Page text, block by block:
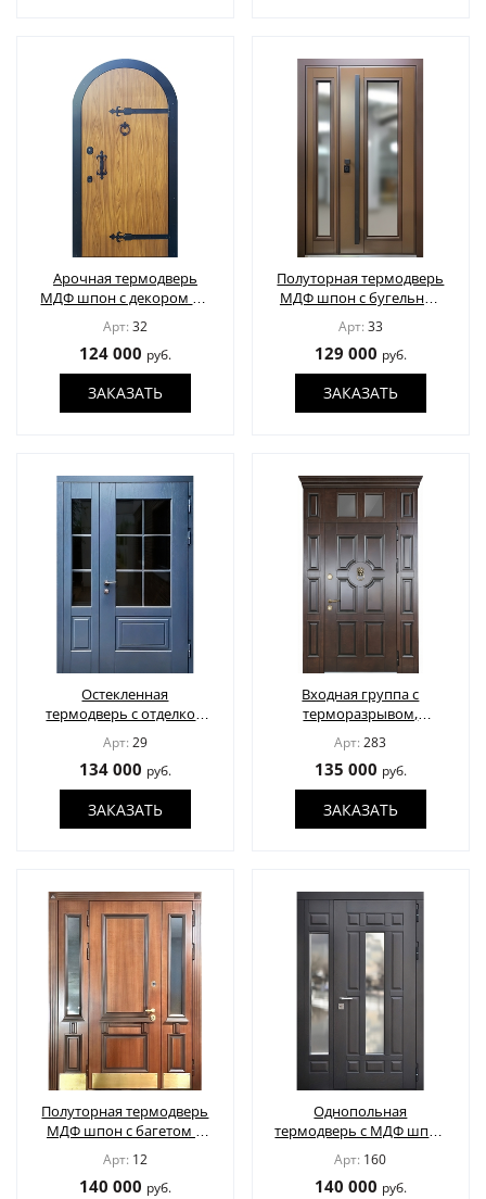
Арочная термодверь
МДФ шпон с декором по
спецзаказу
Арт: 32
124 000 руб.
ЗАКАЗАТЬ
Полуторная термодверь
МДФ шпон с бугельной
ручкой
Арт: 33
129 000 руб.
ЗАКАЗАТЬ
Остекленная
термодверь с отделкой
наборными панелями
МДФ шпон
Арт: 29
134 000 руб.
ЗАКАЗАТЬ
Входная группа с
терморазрывом,
верхней остекленной
вставкой с карнизом,
кнокером и отделкой
МДФ со шпоном
Арт: 283
135 000 руб.
ЗАКАЗАТЬ
Полуторная термодверь
МДФ шпон с багетом и
остеклением
Арт: 12
140 000 руб.
Однопольная
термодверь с МДФ шпон
и стеклопакетами
Арт: 160
140 000 руб.